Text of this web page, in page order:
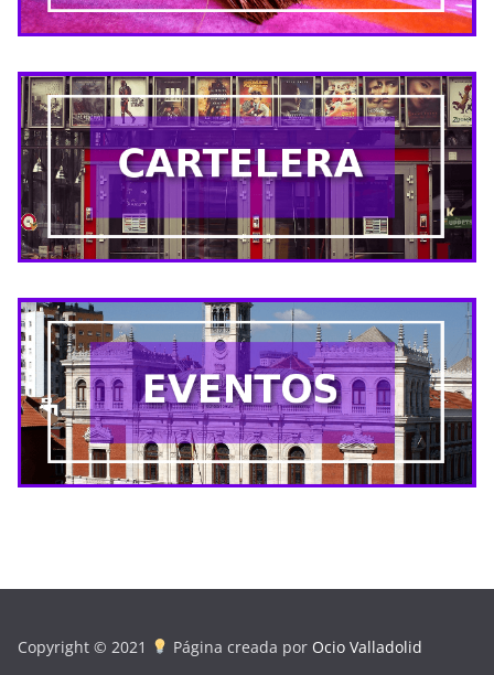
Copyright © 2021 Página creada por Ocio Valladolid